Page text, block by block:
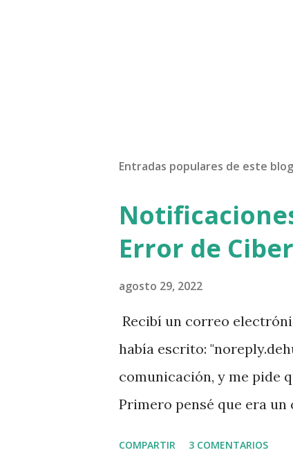
Entradas populares de este blog
Error de
agosto 29, 2022
Recibí un correo
había escrito:
comunicación, y me pide
Primero pensé que era un
COMPARTIR 3 COMENTARIOS